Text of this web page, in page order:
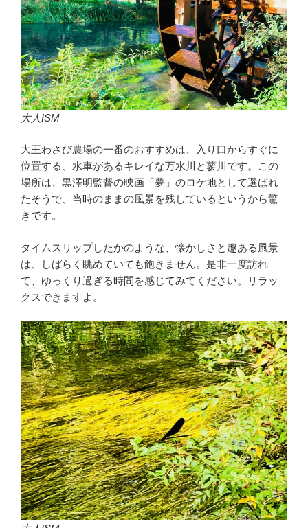
大人ISM
大王わさび農場の一番のおすすめは、入り口からすぐに
位置する、水車があるキレイな万水川と蓼川です。この
場所は、黒澤明監督の映画「夢」のロケ地として選ばれ
たそうで、当時のままの風景を残しているというから驚
きです。
タイムスリップしたかのような、懐かしさと趣ある風景
は、しばらく眺めていても飽きません。是非一度訪れ
て、ゆっくり過ぎる時間を感じてみてください。リラッ
クスできますよ。